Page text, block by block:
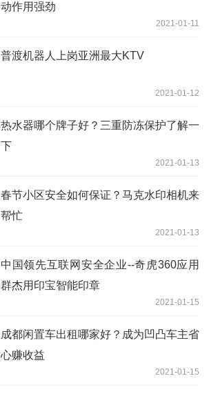
动作用强劲
2021-01-11
普渡机器人上岗亚洲最大KTV
2021-01-12
热水器哪个牌子好？三重防冻保护了解一
下
2021-01-13
春节小区安全如何保证？马克水印相机来
帮忙
2021-01-13
中国领先互联网安全企业--奇虎360应用
群杰用印宝智能印章
2021-01-15
成都闲置车出租哪家好？成为凹凸车主省
心赚收益
2021-01-15